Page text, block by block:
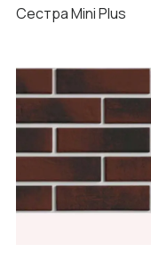
Сестра Mini Plus